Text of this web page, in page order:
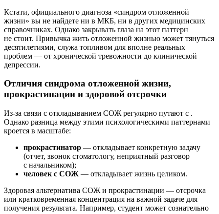
Кстати, официального диагноза «синдром отложенной
жизни» вы не найдете ни в МКБ, ни в других медицинских
справочниках. Однако закрывать глаза на этот паттерн
не стоит. Привычка жить отложенной жизнью может тянуться
десятилетиями, служа топливом для вполне реальных
проблем — от хронической тревожности до клинической
депрессии.
Отличия синдрома отложенной жизни,
прокрастинации и здоровой отсрочки
Из-за связи с откладыванием СОЖ регулярно путают с .
Однако разница между этими психологическими паттернами
кроется в масштабе:
прокрастинатор — откладывает конкретную задачу
(отчет, звонок стоматологу, неприятный разговор
с начальником);
человек с СОЖ — откладывает жизнь целиком.
Здоровая альтернатива СОЖ и прокрастинации — отсрочка
или кратковременная концентрация на важной задаче для
получения результата. Например, студент может сознательно